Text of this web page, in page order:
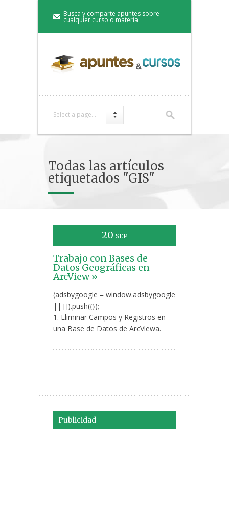
Busca y comparte apuntes sobre
cualquier curso o materia
Select a page...
Todas las artículos
etiquetados "GIS"
20 SEP
Trabajo con Bases de
Datos Geográficas en
ArcView »
(adsbygoogle = window.adsbygoogle
|| []).push({});
1. Eliminar Campos y Registros en
una Base de Datos de ArcViewa.
Publicidad